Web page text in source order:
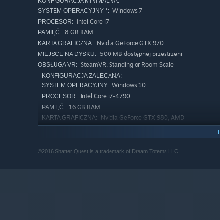
SYSTEM OPERACYJNY *: Windows 7
PROCESOR: Intel Core i7
PAMIĘĆ: 8 GB RAM
KARTA GRAFICZNA: Nvidia GeForce GTX 970
MIEJSCE NA DYSKU: 500 MB dostępnej przestrzeni
OBSŁUGA VR: SteamVR. Standing or Room Scale
KONFIGURACJA ZALECANA:
SYSTEM OPERACYJNY: Windows 10
PROCESOR: Intel Core i7-4790
PAMIĘĆ: 16 GB RAM
KARTA GRAFICZNA:
Nvidia GeForce GTX 980, AMD
R9-290x or equivalent
* Począwszy od 1 stycznia 2024, klient Steam będzie obsługiwał
©2016 Shatter Quest is a trademark of Dream Totems LLC.